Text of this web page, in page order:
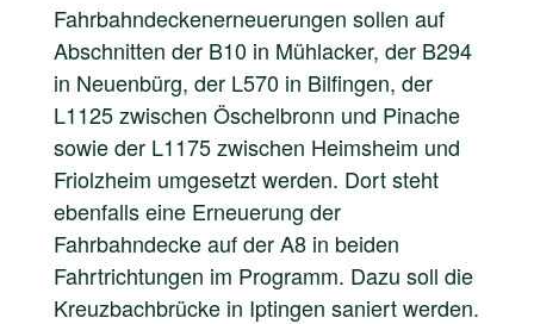
Fahrbahndeckenerneuerungen sollen auf
Abschnitten der B10 in Mühlacker, der B294
in Neuenbürg, der L570 in Bilfingen, der
L1125 zwischen Öschelbronn und Pinache
sowie der L1175 zwischen Heimsheim und
Friolzheim umgesetzt werden. Dort steht
ebenfalls eine Erneuerung der
Fahrbahndecke auf der A8 in beiden
Fahrtrichtungen im Programm. Dazu soll die
Kreuzbachbrücke in Iptingen saniert werden.